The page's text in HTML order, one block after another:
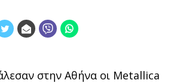
στην Αθήνα οι Metallica